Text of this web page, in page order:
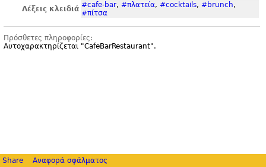
Λέξεις κλειδιά #cafe-bar, #πλατεία, #cocktails, #brunch,
#πίτσα
Πρόσθετες πληροφορίες:
Αυτοχαρακτηρίζεται "CafeBarRestaurant".
Share Αναφορά σφάλματος